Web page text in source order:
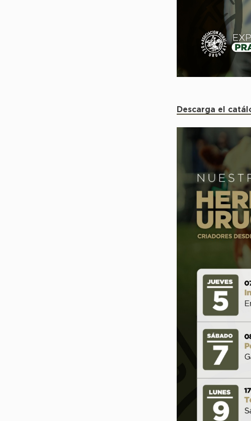
Descarga el